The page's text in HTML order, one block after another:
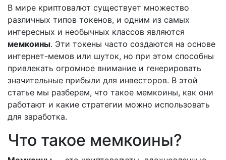
В мире криптовалют существует множество
различных типов токенов, и одним из самых
интересных и необычных классов являются
мемкоины. Эти токены часто создаются на основе
интернет-мемов или шуток, но при этом способны
привлекать огромное внимание и генерировать
значительные прибыли для инвесторов. В этой
статье мы разберем, что такое мемкоины, как они
работают и какие стратегии можно использовать
для заработка.
Что такое мемкоины?